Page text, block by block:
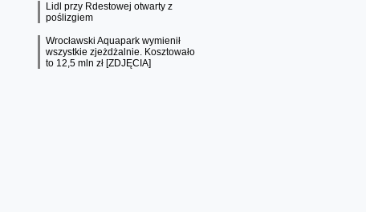
Lidl przy Rdestowej otwarty z
poślizgiem
Wrocławski Aquapark wymienił
wszystkie zjeżdżalnie. Kosztowało
to 12,5 mln zł [ZDJĘCIA]